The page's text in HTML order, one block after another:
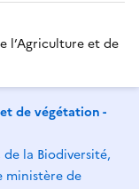
l’Agriculture et de
de végétation -
la Biodiversité,
ministère de